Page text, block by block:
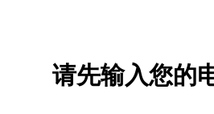
请先输入您的